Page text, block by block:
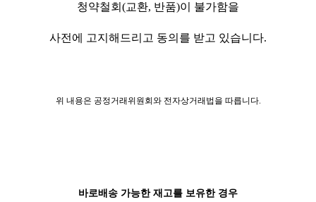
청약철회(교환, 반품)이 불가함을
사전에 고지해드리고 동의를 받고 있습니다.
위 내용은 공정거래위원회와 전자상거래법을 따릅니다.
바로배송 가능한 재고를 보유한 경우